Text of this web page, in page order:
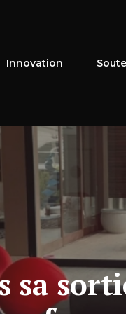
Innovation
sa